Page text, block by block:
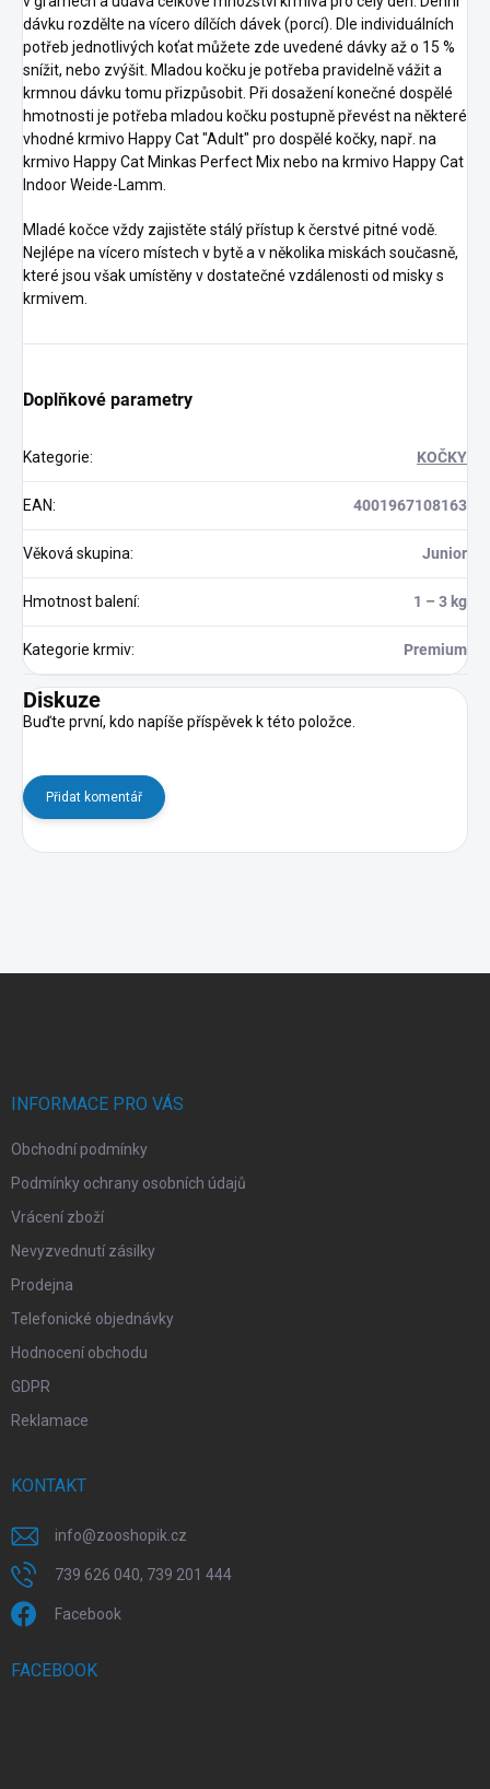
dávku rozdělte na vícero dílčích dávek (porcí). Dle individuálních
potřeb jednotlivých koťat můžete zde uvedené dávky až o 15 %
snížit, nebo zvýšit. Mladou kočku je potřeba pravidelně vážit a
krmnou dávku tomu přizpůsobit. Při dosažení konečné dospělé
hmotnosti je potřeba mladou kočku postupně převést na některé
vhodné krmivo Happy Cat "Adult" pro dospělé kočky, např. na
krmivo Happy Cat Minkas Perfect Mix nebo na krmivo Happy Cat
Indoor Weide-Lamm.
Mladé kočce vždy zajistěte stálý přístup k čerstvé pitné vodě.
Nejlépe na vícero místech v bytě a v několika miskách současně,
které jsou však umístěny v dostatečné vzdálenosti od misky s
krmivem.
Doplňkové parametry
Kategorie: KOČKY
EAN: 4001967108163
Věková skupina: Junior
Hmotnost balení: 1 – 3 kg
Kategorie krmiv: Premium
Diskuze
Buďte první, kdo napíše příspěvek k této položce.
Přidat komentář
INFORMACE PRO VÁS
Obchodní podmínky
Podmínky ochrany osobních údajů
Vrácení zboží
Nevyzvednutí zásilky
Prodejna
Telefonické objednávky
Hodnocení obchodu
GDPR
Reklamace
KONTAKT
info@zooshopik.cz
739 626 040, 739 201 444
Facebook
FACEBOOK